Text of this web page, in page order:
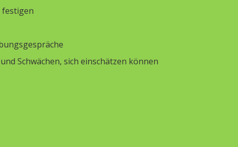
festigen
Schwächen, sich einschätzen können